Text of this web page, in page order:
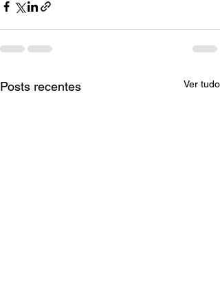
Posts recentes Ver tudo